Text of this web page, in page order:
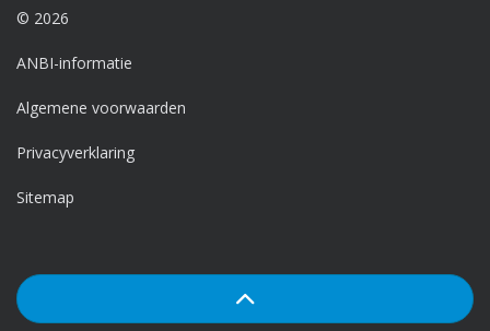
© 2026
ANBI-informatie
Algemene voorwaarden
Privacyverklaring
Sitemap